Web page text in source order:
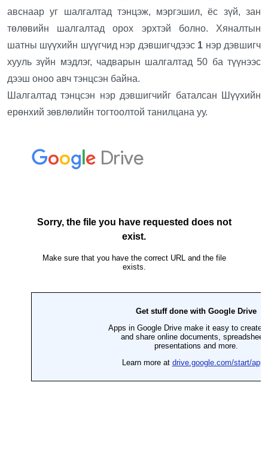
авснаар уг шалгалтад тэнцэж, мэргэшил, ёс зүй, зан
төлөвийн шалгалтад орох эрхтэй болно. Хяналтын
шатны шүүхийн шүүгчид нэр дэвшигчдээс 1 нэр дэвшигч
хууль зүйн мэдлэг, чадварын шалгалтад 50 ба түүнээс
дээш оноо авч тэнцсэн байна.
Шалгалтад тэнцсэн нэр дэвшигчийг баталсан Шүүхийн
ерөнхий зөвлөлийн тогтоолтой танилцана уу.